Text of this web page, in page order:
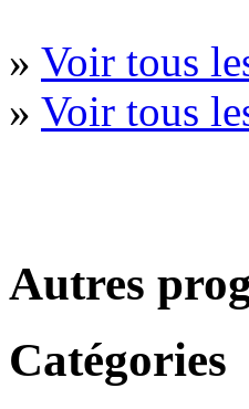
» Voir tous
» Voir tous
Autres
Catégories